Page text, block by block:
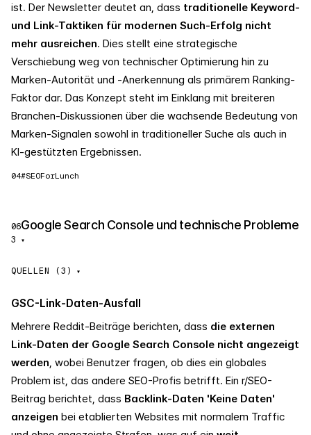
ist. Der Newsletter deutet an, dass traditionelle Keyword-
und Link-Taktiken für modernen Such-Erfolg nicht
mehr ausreichen. Dies stellt eine strategische
Verschiebung weg von technischer Optimierung hin zu
Marken-Autorität und -Anerkennung als primärem Ranking-
Faktor dar. Das Konzept steht im Einklang mit breiteren
Branchen-Diskussionen über die wachsende Bedeutung von
Marken-Signalen sowohl in traditioneller Suche als auch in
KI-gestützten Ergebnissen.
04#SEOForLunch
06Google Search Console und technische Probleme
3 ▾
QUELLEN (3)
GSC-Link-Daten-Ausfall
Mehrere Reddit-Beiträge berichten, dass die externen
Link-Daten der Google Search Console nicht angezeigt
werden, wobei Benutzer fragen, ob dies ein globales
Problem ist, das andere SEO-Profis betrifft. Ein r/SEO-
Beitrag berichtet, dass Backlink-Daten 'Keine Daten'
anzeigen bei etablierten Websites mit normalem Traffic